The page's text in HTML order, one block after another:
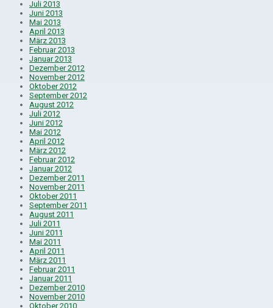
Juli 2013
Juni 2013
Mai 2013
April 2013
März 2013
Februar 2013
Januar 2013
Dezember 2012
November 2012
Oktober 2012
September 2012
August 2012
Juli 2012
Juni 2012
Mai 2012
April 2012
März 2012
Februar 2012
Januar 2012
Dezember 2011
November 2011
Oktober 2011
September 2011
August 2011
Juli 2011
Juni 2011
Mai 2011
April 2011
März 2011
Februar 2011
Januar 2011
Dezember 2010
November 2010
Oktober 2010